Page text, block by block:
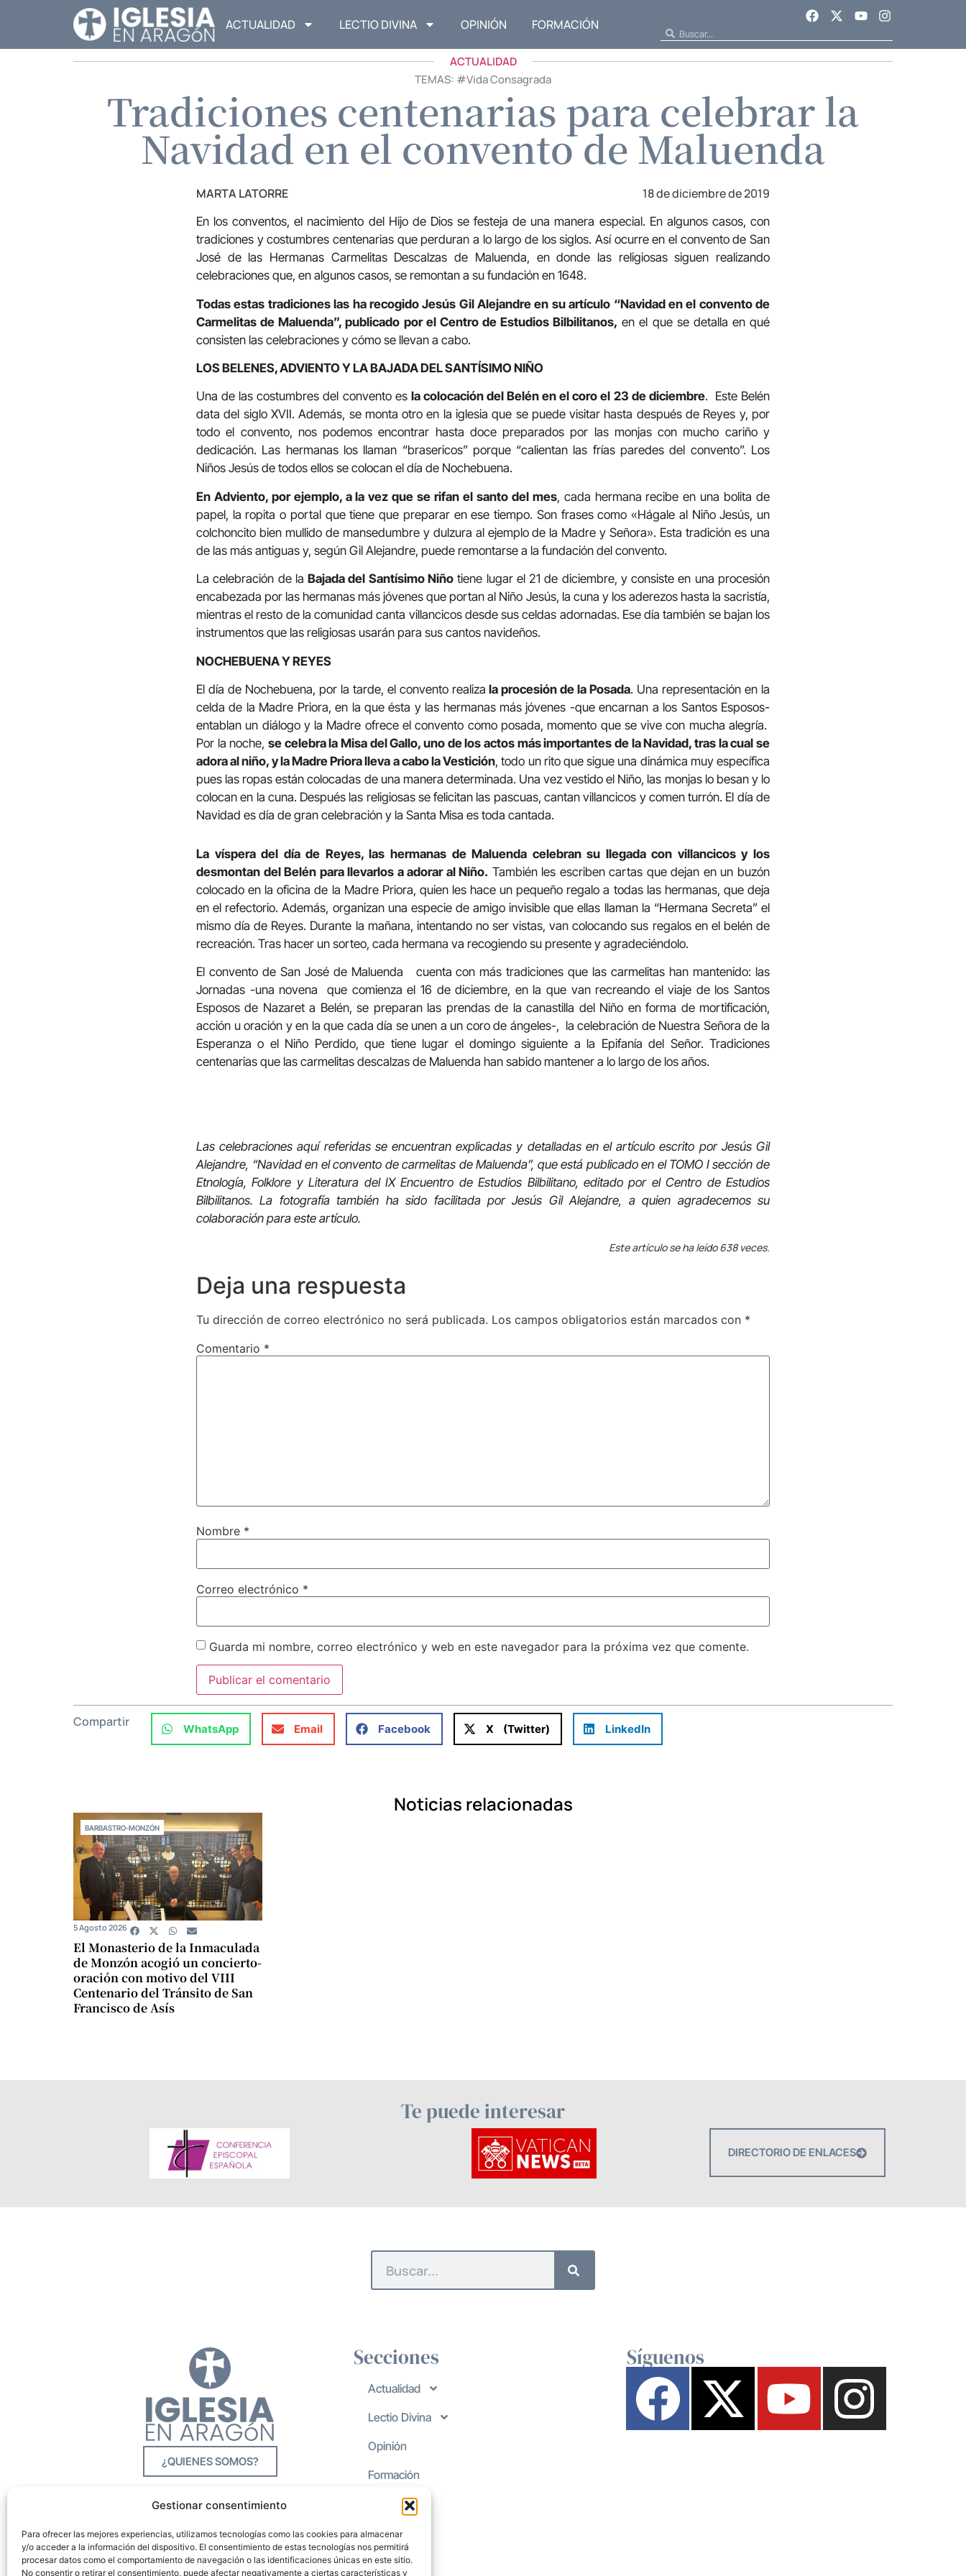
Gestionar consentimiento
Para ofrecer las mejores experiencias, utilizamos tecnologías como las cookies para almacenar
y/o acceder a la información del dispositivo. El consentimiento de estas tecnologías nos permitirá
procesar datos como el comportamiento de navegación o las identificaciones únicas en este sitio.
No consentir o retirar el consentimiento, puede afectar negativamente a ciertas características y
ACTUALIDAD LECTIO DIVINA OPINIÓN FORMACIÓN
ACTUALIDAD
TEMAS: #Vida Consagrada
Tradiciones centenarias para celebrar la
Navidad en el convento de Maluenda
MARTA LATORRE 18 de diciembre de 2019
En los conventos, el nacimiento del Hijo de Dios se festeja de una manera especial. En algunos casos, con
tradiciones y costumbres centenarias que perduran a lo largo de los siglos. Así ocurre en el convento de San
José de las Hermanas Carmelitas Descalzas de Maluenda, en donde las religiosas siguen realizando
celebraciones que, en algunos casos, se remontan a su fundación en 1648.
Todas estas tradiciones las ha recogido Jesús Gil Alejandre en su artículo “Navidad en el convento de
Carmelitas de Maluenda”, publicado por el Centro de Estudios Bilbilitanos, en el que se detalla en qué
consisten las celebraciones y cómo se llevan a cabo.
LOS BELENES, ADVIENTO Y LA BAJADA DEL SANTÍSIMO NIÑO
Una de las costumbres del convento es la colocación del Belén en el coro el 23 de diciembre. Este Belén
data del siglo XVII. Además, se monta otro en la iglesia que se puede visitar hasta después de Reyes y, por
todo el convento, nos podemos encontrar hasta doce preparados por las monjas con mucho cariño y
dedicación. Las hermanas los llaman “brasericos” porque “calientan las frías paredes del convento”. Los
Niños Jesús de todos ellos se colocan el día de Nochebuena.
En Adviento, por ejemplo, a la vez que se rifan el santo del mes, cada hermana recibe en una bolita de
papel, la ropita o portal que tiene que preparar en ese tiempo. Son frases como «Hágale al Niño Jesús, un
colchoncito bien mullido de mansedumbre y dulzura al ejemplo de la Madre y Señora». Esta tradición es una
de las más antiguas y, según Gil Alejandre, puede remontarse a la fundación del convento.
La celebración de laBajada del Santísimo Niñotiene lugar el 21 de diciembre, y consiste en una procesión
encabezada por las hermanas más jóvenes que portan al Niño Jesús, la cuna y los aderezos hasta la sacristía,
mientras el resto de la comunidad canta villancicos desde sus celdas adornadas. Ese día también se bajan los
instrumentos que las religiosas usarán para sus cantos navideños.
NOCHEBUENA Y REYES
El día de Nochebuena, por la tarde, el convento realizala procesión de la Posada. Una representación en la
celda de la Madre Priora, en la que ésta y las hermanas más jóvenes -que encarnan a los Santos Esposos-
entablan un diálogo y la Madre ofrece el convento como posada, momento que se vive con mucha alegría.
Por la noche, se celebra la Misa del Gallo, uno de los actos más importantes de la Navidad, tras la cual se
adora al niño, y la Madre Priora lleva a cabo la Vestición, todo un rito que sigue una dinámica muy específica
pues las ropas están colocadas de una manera determinada. Una vez vestido el Niño, las monjas lo besan y lo
colocan en la cuna. Después las religiosas se felicitan las pascuas, cantan villancicos y comen turrón. El día de
Navidad es día de gran celebración y la Santa Misa es toda cantada.
La víspera del día de Reyes, las hermanas de Maluenda celebran su llegada con villancicos y los
desmontan del Belén para llevarlos a adorar al Niño. También les escriben cartas que dejan en un buzón
colocado en la oficina de la Madre Priora, quien les hace un pequeño regalo a todas las hermanas, que deja
en el refectorio. Además, organizan una especie de amigo invisible que ellas llaman la “Hermana Secreta” el
mismo día de Reyes. Durante la mañana, intentando no ser vistas, van colocando sus regalos en el belén de
recreación. Tras hacer un sorteo, cada hermana va recogiendo su presente y agradeciéndolo.
El convento de San José de Maluenda cuenta con más tradiciones que las carmelitas han mantenido: las
Jornadas -una novena que comienza el 16 de diciembre, en la que van recreando el viaje de los Santos
Esposos de Nazaret a Belén, se preparan las prendas de la canastilla del Niño en forma de mortificación,
acción u oración y en la que cada día se unen a un coro de ángeles-, la celebración de Nuestra Señora de la
Esperanza o el Niño Perdido, que tiene lugar el domingo siguiente a la Epifanía del Señor. Tradiciones
centenarias que las carmelitas descalzas de Maluenda han sabido mantener a lo largo de los años.
Las celebraciones aquí referidas se encuentran explicadas y detalladas en el artículo escrito por Jesús Gil
Alejandre, “Navidad en el convento de carmelitas de Maluenda”, que está publicado en el TOMO I sección de
Etnología, Folklore y Literatura del IX Encuentro de Estudios Bilbilitano, editado por el Centro de Estudios
Bilbilitanos. La fotografía también ha sido facilitada por Jesús Gil Alejandre, a quien agradecemos su
colaboración para este artículo.
Este artículo se ha leído 638 veces.
Deja una respuesta
Tu dirección de correo electrónico no será publicada. Los campos obligatorios están marcados con *
Comentario *
Nombre *
Correo electrónico *
Guarda mi nombre, correo electrónico y web en este navegador para la próxima vez que comente.
Compartir WhatsApp Email Facebook X (Twitter) LinkedIn
Noticias relacionadas
BARBASTRO-MONZÓN
El Monasterio de la Inmaculada
de Monzón acogió un concierto-
oración con motivo del VIII
Centenario del Tránsito de San
Francisco de Asís
5 Agosto 2026
Te puede interesar
DIRECTORIO DE ENLACES
¿QUIENES SOMOS?
Secciones
Actualidad
Lectio Divina
Opinión
Formación
Síguenos